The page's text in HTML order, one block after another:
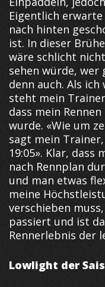
Eigentlich erwarte
nach hinten
ist. In dieser
wäre schlicht
sehen würde, wer
denn auch. Als
steht mein
dass mein
wurde. «Wie um
sagt mein
19:05». Klar, dass
nach Rennplan
und man etwas
meine
verschieben
passiert und ist
Rennerlebnis der
Lowlight der